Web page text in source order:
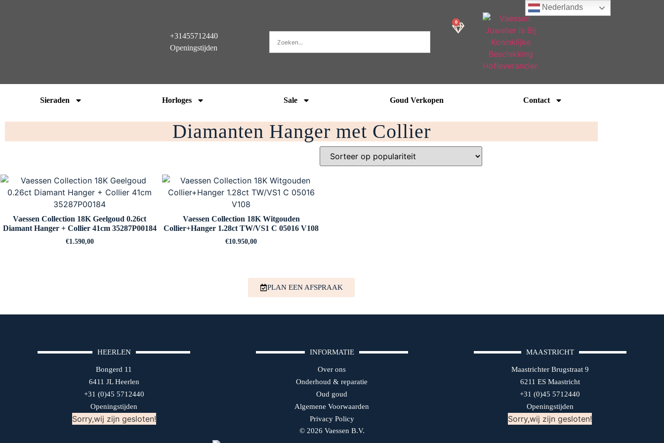
+31455712440
Openingstijden
0
Sieraden Horloges Sale Goud Verkopen Contact
Diamanten Hanger met Collier
Vaessen Collection 18K Geelgoud 0.26ct
Diamant Hanger + Collier 41cm 35287P00184
€1.590,00
Vaessen Collection 18K Witgouden
Collier+Hanger 1.28ct TW/VS1 C 05016 V108
€10.950,00
PLAN EEN AFSPRAAK
HEERLEN
Bongerd 11
6411 JL Heerlen
+31 (0)45 5712440
Openingstijden
Sorry,wij zijn gesloten!
INFORMATIE
Over ons
Onderhoud & reparatie
Oud goud
Algemene Voorwaarden
Privacy Policy
© 2026 Vaessen B.V.
MAASTRICHT
Maastrichter Brugstraat 9
6211 ES Maastricht
+31 (0)45 5712440
Openingstijden
Sorry,wij zijn gesloten!
Nederlands